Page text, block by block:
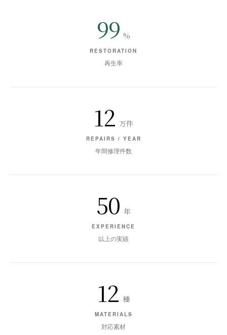
99 %
RESTORATION
再生率
12 万件
REPAIRS / YEAR
年間修理件数
50 年
EXPERIENCE
以上の実績
12 種
MATERIALS
対応素材